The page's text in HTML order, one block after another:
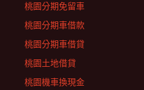
桃園分期免留車
桃園分期車借款
桃園分期車借貸
桃園土地借貸
桃園機車換現金